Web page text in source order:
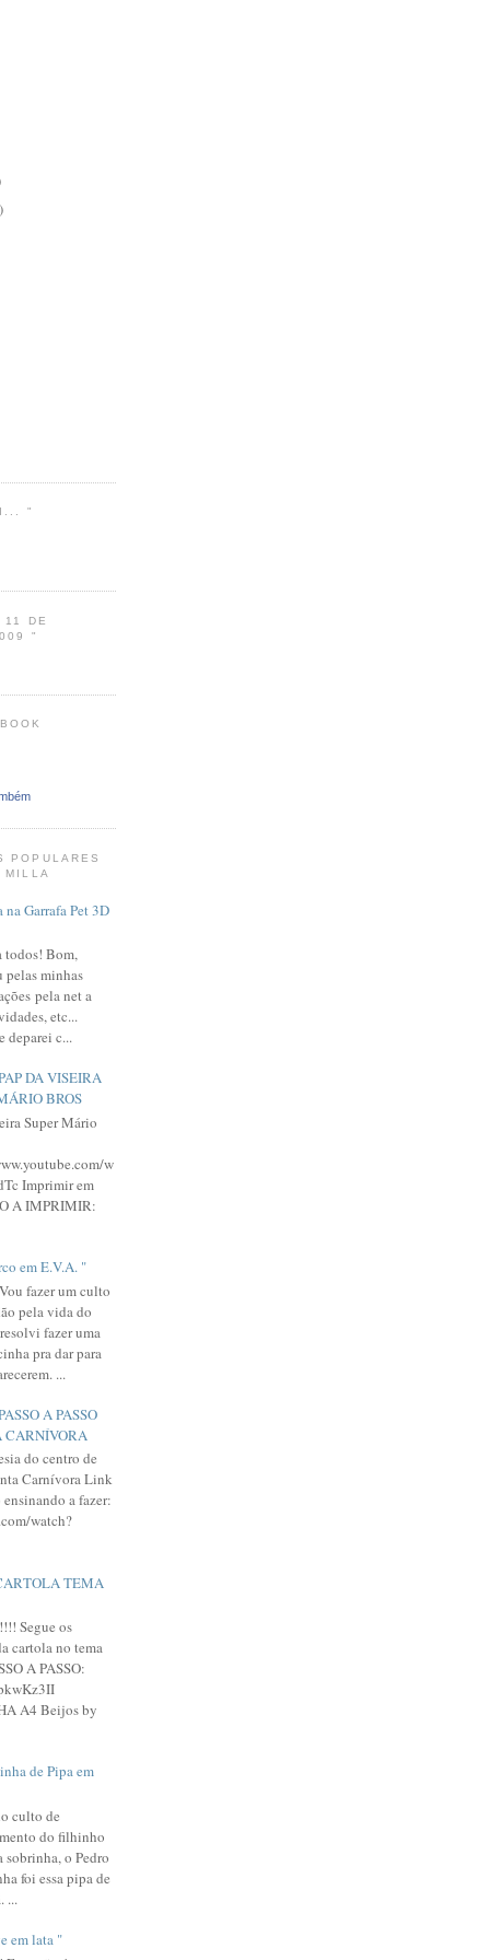
"
11 DE
"
POPULARES
MILLA
Garrafa Pet 3D
todos! Bom,
pelas minhas
pela net a
etc...
deparei c...
DA VISEIRA
BROS
Super Mário
w
Imprimir em
A IMPRIMIR:
em E.V.A. "
fazer um culto
pela vida do
fazer uma
pra dar para
...
A PASSO
CARNÍVORA
do centro de
Carnívora Link
a fazer:
watch?
TEMA
Segue os
cartola no tema
A PASSO:
A4 Beijos by
de Pipa em
culto de
do filhinho
sobrinha, o Pedro
foi essa pipa de
...
em lata "